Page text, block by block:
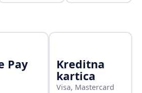
Pay Kreditna
kartica
Visa, Mastercard